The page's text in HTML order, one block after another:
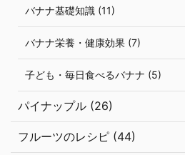
バナナ基礎知識 (11)
バナナ栄養・健康効果 (7)
子ども・毎日食べるバナナ (5)
パイナップル (26)
フルーツのレシピ (44)